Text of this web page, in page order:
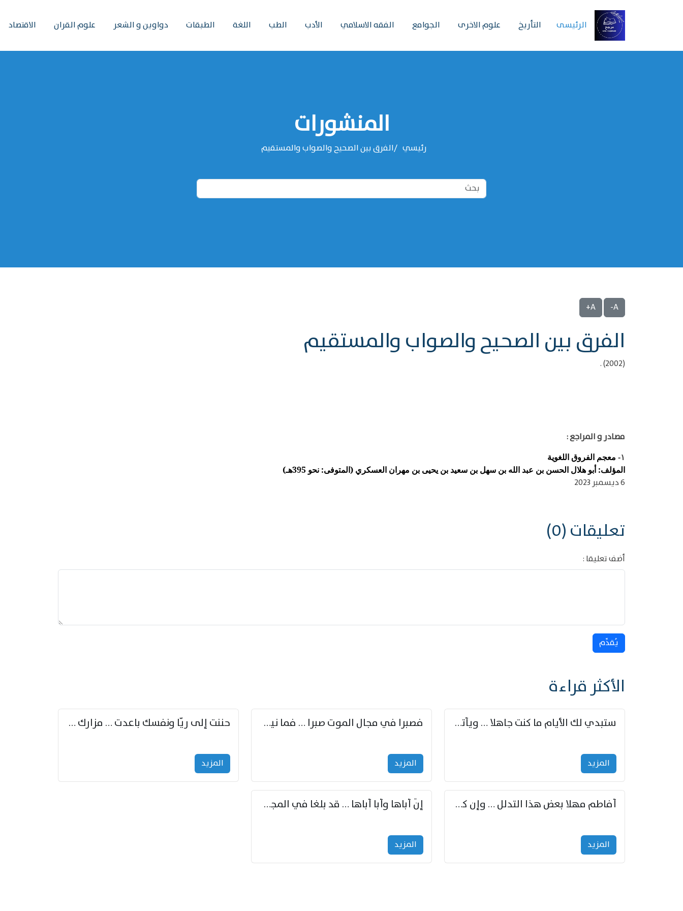
الرئیسی التأريخ علوم الاخرى الجوامع الفقه الاسلامي الأدب الطب اللغة الطبقات دواوين و الشعر علوم القران الاقتصاد
المنشورات
رئيسي الفرق بين الصحيح والصواب والمستقيم
A-
A+
الفرق بين الصحيح والصواب والمستقيم
(2002) .
مصادر و المراجع :
١-
معجم الفروق اللغوية
المؤلف: أبو هلال الحسن بن عبد الله بن سهل بن سعيد بن يحيى بن مهران العسكري (المتوفى: نحو 395هـ)
6 ديسمبر 2023
تعليقات (0)
أضف تعليقا :
يُقدِّم
الأكثر قراءة
ستبدي لك الأيام ما كنت جاهلا … ويأتيك بالأخبار من لم تزوّد
المزید
فصبرا في مجال الموت صبرا … فما نيل الخلود بمستطاع
المزید
حننت إلى ريّا ونفسك باعدت … مزارك من ريّا وشعباكما معا
المزید
أفاطم مهلا بعض هذا التدلل … وإن كنت قد أزمعت صرمي فأجملي
المزید
إنّ أباها وأبا أباها … قد بلغا في المجد غايتاها
المزید